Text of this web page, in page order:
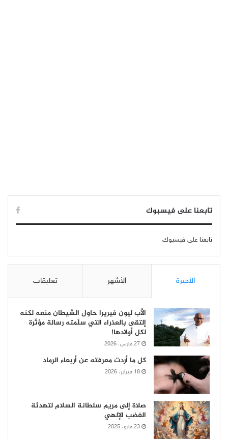
تابعنا على فيسبوك
تابعنا على فيسبوك
الأخيرة الأشهر تعليقات
الأب ليون فيريرا حاول الشيطان منعه لكنه
إلتقى بالعذراء التي سلّمته رسالة مؤثّرة
لكل أولادها!
27 مارس، 2026
كل ما أردت معرفته عن أربعاء الرماد
18 فبراير، 2026
صلاة إلى مريم سلطانة السلام لتهدئة
الغضب الإلهي
23 مايو، 2025